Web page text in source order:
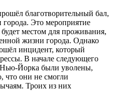
благотворительный бал,
Это мероприятие
будет местом для проживания,
жизни города. Однако
инцидент, который
В начале следующего
Нью-Йорка были уволены,
что они не смогли
Троих из них